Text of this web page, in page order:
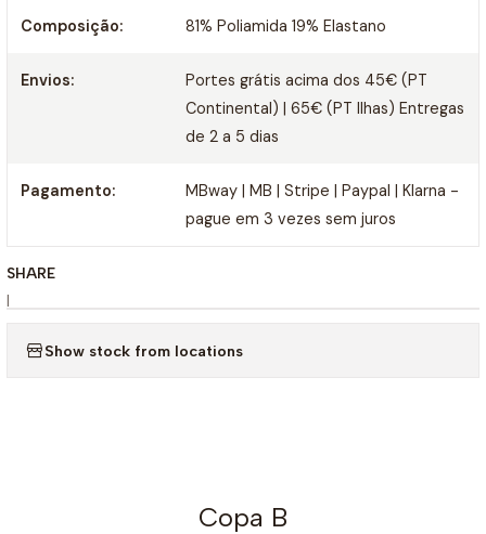
Composição: 81% Poliamida 19% Elastano
Envios:
Portes grátis acima dos 45€ (PT
Continental) | 65€ (PT Ilhas) Entregas
de 2 a 5 dias
Pagamento:
MBway | MB | Stripe | Paypal | Klarna -
pague em 3 vezes sem juros
SHARE
|
Show stock from locations
Copa B